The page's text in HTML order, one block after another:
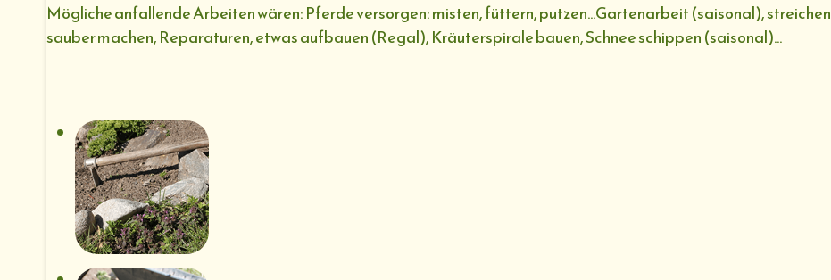
Mögliche anfallende Arbeiten wären: Pferde versorgen: misten, füttern, putzen...Gartenarbeit (saisonal),
sauber machen, Reparaturen, etwas aufbauen (Regal), Kräuterspirale bauen, Schnee schippen (saisonal)...